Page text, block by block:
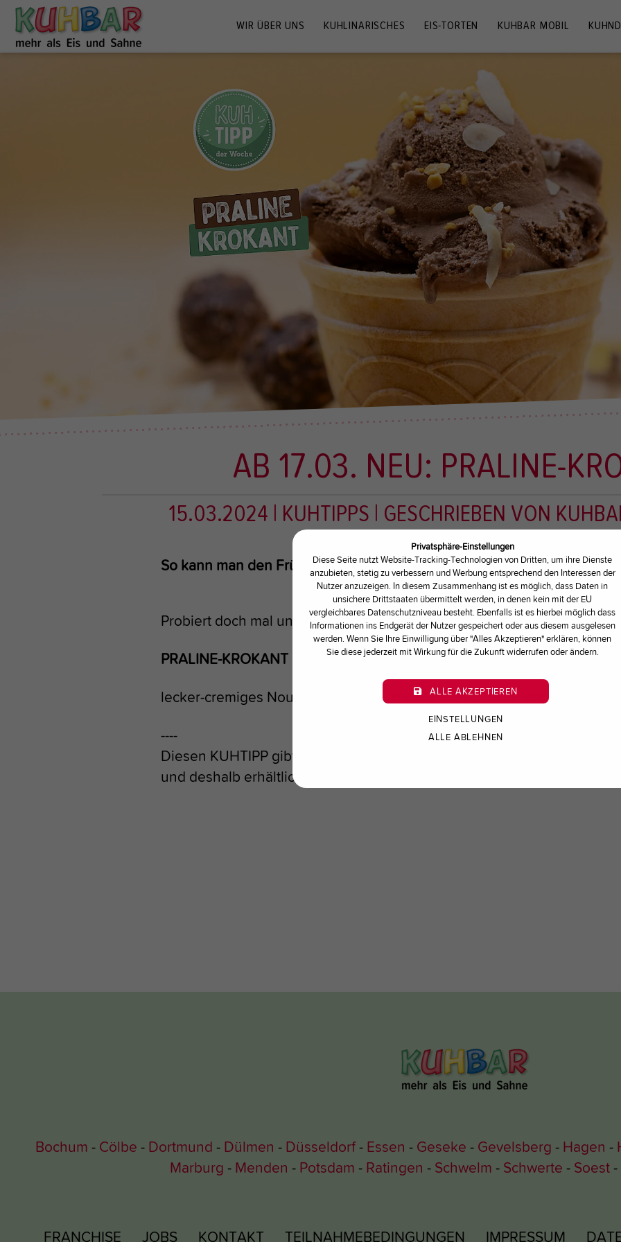
Privatsphäre-Einstellungen
Diese Seite nutzt Website-Tracking-Technologien von Dritten, um ihre Dienste
anzubieten, stetig zu verbessern und Werbung entsprechend den Interessen der
Nutzer anzuzeigen. In diesem Zusammenhang ist es möglich, dass Daten in
unsichere Drittstaaten übermittelt werden, in denen kein mit der EU
vergleichbares Datenschutzniveau besteht. Ebenfalls ist es hierbei möglich dass
Informationen ins Endgerät der Nutzer gespeichert oder aus diesem ausgelesen
werden. Wenn Sie Ihre Einwilligung über "Alles Akzeptieren" erklären, können
Sie diese jederzeit mit Wirkung für die Zukunft widerrufen oder ändern.
ALLE AKZEPTIEREN
EINSTELLUNGEN
ALLE ABLEHNEN
WIR ÜBER UNS KUHLINARISCHES EIS-TORTEN KUHBAR MOBIL
AB 17.03. NEU: PRALINE-
15.03.2024 | KUHTIPPS | GESCHRIEBEN VON
So kann man den Frühling einfach in vollen Zügen genießen ...
Probiert doch mal unseren neuen Kuhtipp der Woche:
PRALINE-KROKANT
lecker-cremiges Nougat-Pralineneis mit Mandel-Crunch. Soooo yummy!
----
Diesen KUHTIPP gibt's wie immer ab dem kommenden Sonntag in
und deshalb erhältlich nur solange der Vorrat reicht.
Bochum Cölbe Dortmund Dülmen Düsseldorf Essen Geseke Gevelsberg Hagen
Marburg
Menden Potsdam Ratingen Schwelm Schwerte Soest
FRANCHISE JOBS KONTAKT TEILNAHMEBEDINGUNGEN IMPRESSUM